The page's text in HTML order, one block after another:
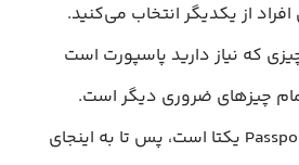
از یکدیگر انتخاب می‌کنید.
که نیاز دارید پاسپورت است
چیز‌های ضروری دیگر است.
همچنین Passport Number یکتا است، پس تا به اینجای